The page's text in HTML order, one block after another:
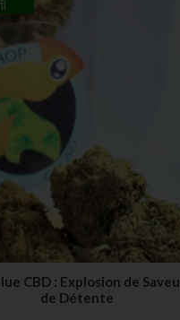
CBD : Explosion de
de Détente